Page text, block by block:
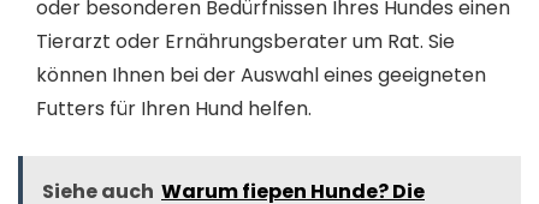
oder besonderen Bedürfnissen Ihres Hundes einen
Tierarzt oder Ernährungsberater um Rat. Sie
können Ihnen bei der Auswahl eines geeigneten
Futters für Ihren Hund helfen.
Siehe auch Warum fiepen Hunde? Die